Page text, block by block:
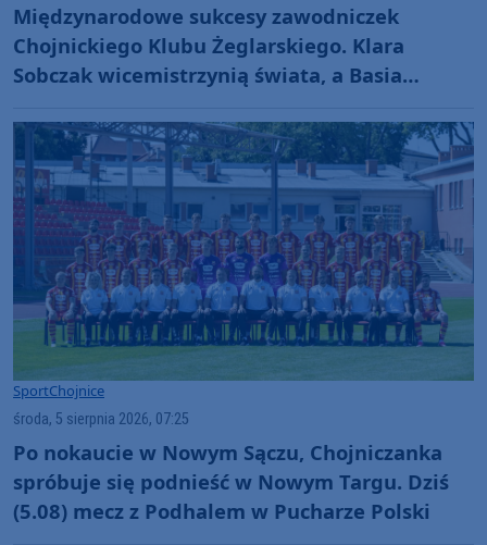
Międzynarodowe sukcesy zawodniczek
Chojnickiego Klubu Żeglarskiego. Klara
Sobczak wicemistrzynią świata, a Basia
wynik"
SportChojnice
środa, 5 sierpnia 2026, 07:25
Po nokaucie w Nowym Sączu, Chojniczanka
spróbuje się podnieść w Nowym Targu. Dziś
(5.08) mecz z Podhalem w Pucharze Polski